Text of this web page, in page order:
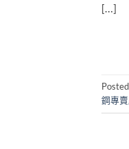
[…]
鋼專